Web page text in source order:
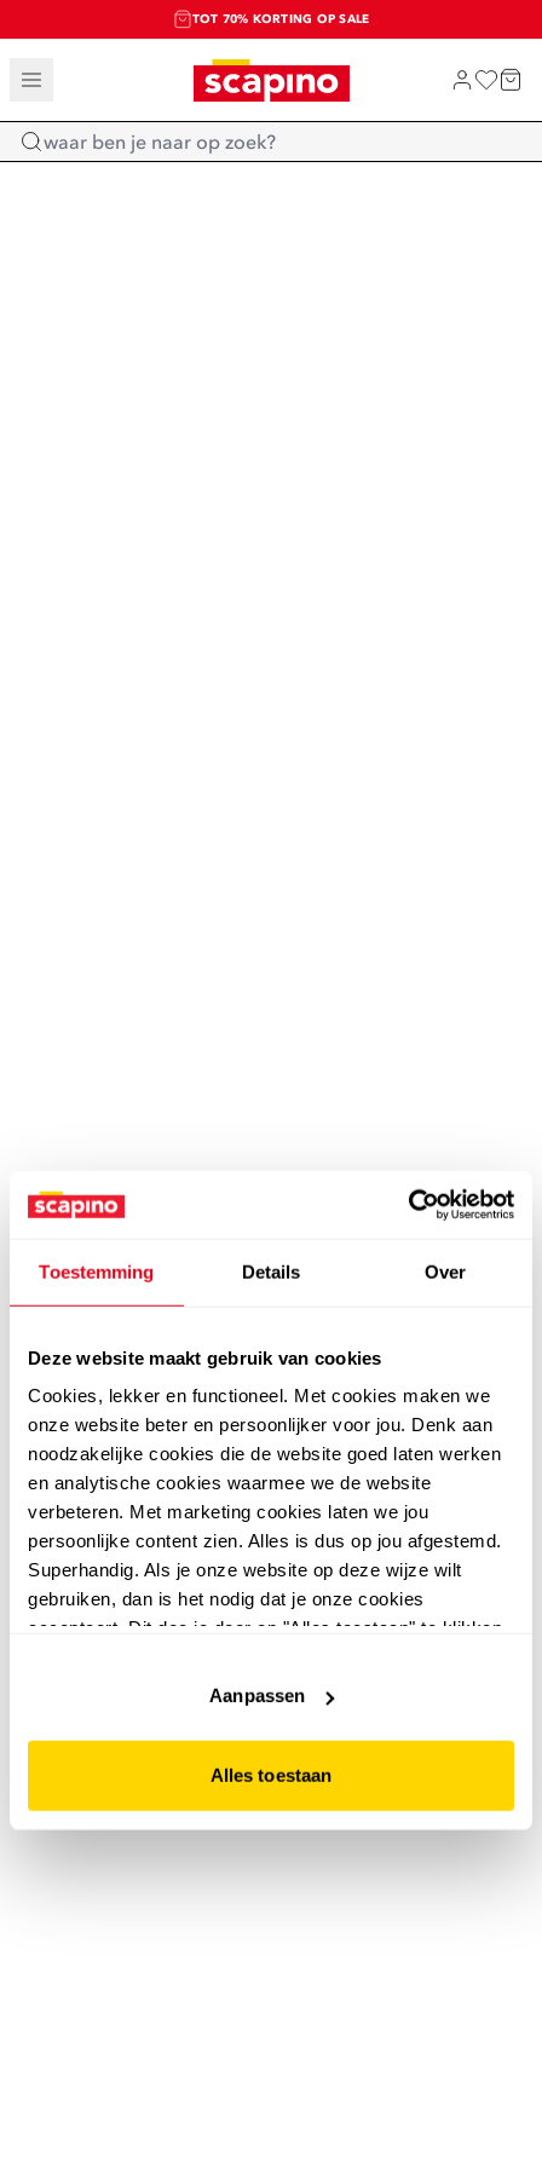
Toestemming Details Over
Deze website maakt gebruik van cookies
Cookies, lekker en functioneel. Met cookies maken we
onze website beter en persoonlijker voor jou. Denk aan
noodzakelijke cookies die de website goed laten werken
en analytische cookies waarmee we de website
verbeteren. Met marketing cookies laten we jou
persoonlijke content zien. Alles is dus op jou afgestemd.
Superhandig. Als je onze website op deze wijze wilt
gebruiken, dan is het nodig dat je onze cookies
accepteert. Dit doe je door op "Alles toestaan" te klikken.
website niet optimaal functioneert.
Aanpassen
Alles toestaan
TOT 70% KORTING OP SALE
SALE: LAATSTE KANS!
SHOP NIEUW
Home